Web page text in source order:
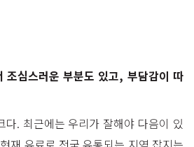
조심스러운 부분도 있고, 부담감이 따
다. 최근에는 우리가 잘해야 다음이 있